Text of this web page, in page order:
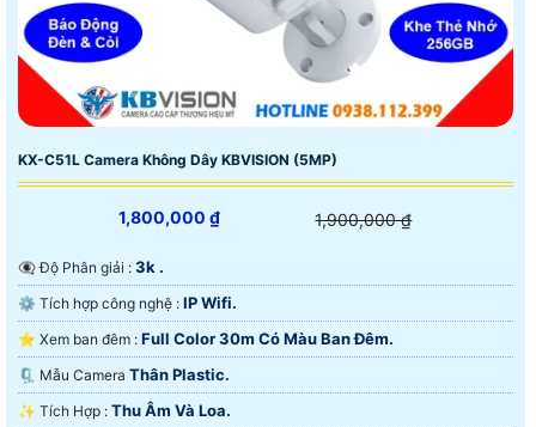
KX-C51L Camera Không Dây KBVISION (5MP)
1,800,000 ₫ 1,900,000 ₫
👁️‍🗨 Độ Phân giải : 3k .
⚙ Tích hợp công nghệ : IP Wifi.
⭐ Xem ban đêm : Full Color 30m Có Màu Ban Ðêm.
🗜️ Mẫu Camera Thân Plastic.
️✨ Tích Hợp : Thu Âm Và Loa.